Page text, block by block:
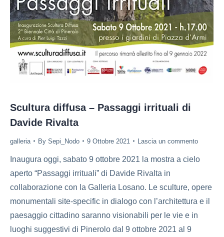
Scultura diffusa – Passaggi irrituali di
Davide Rivalta
galleria By Sepi_Nodo 9 Ottobre 2021 Lascia un commento
Inaugura oggi, sabato 9 ottobre 2021 la mostra a cielo
aperto “Passaggi irrituali” di Davide Rivalta in
collaborazione con la Galleria Losano. Le sculture, opere
monumentali site-specific in dialogo con l’architettura e il
paesaggio cittadino saranno visionabili per le vie e in
luoghi suggestivi di Pinerolo dal 9 ottobre 2021 al 9